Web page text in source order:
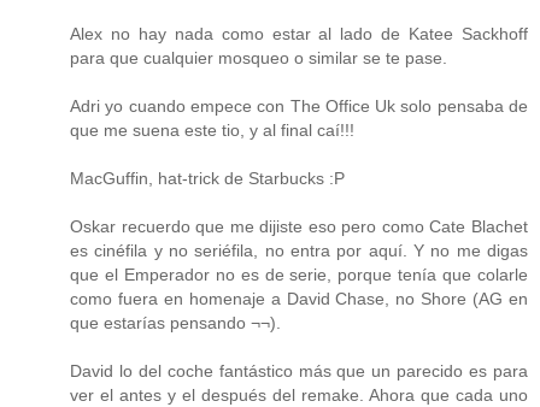
Alex no hay nada como estar al lado de Katee Sackhoff
para que cualquier mosqueo o similar se te pase.
Adri yo cuando empece con The Office Uk solo pensaba de
que me suena este tio, y al final caí!!!
MacGuffin, hat-trick de Starbucks :P
Oskar recuerdo que me dijiste eso pero como Cate Blachet
es cinéfila y no seriéfila, no entra por aquí. Y no me digas
que el Emperador no es de serie, porque tenía que colarle
como fuera en homenaje a David Chase, no Shore (AG en
que estarías pensando ¬¬).
David lo del coche fantástico más que un parecido es para
ver el antes y el después del remake. Ahora que cada uno